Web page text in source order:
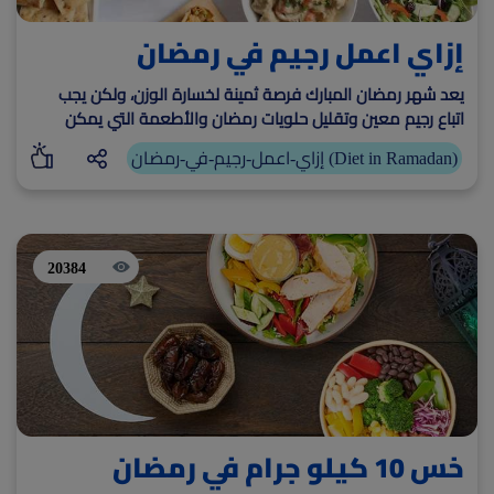
إزاي اعمل رجيم في رمضان
يعد شهر رمضان المبارك فرصة ثمينة لخسارة الوزن، ولكن يجب
اتباع رجيم معين وتقليل حلويات رمضان والأطعمة التي يمكن
تناولها على وجبتي الفطور والسحور تساعد في فقدان الوزن
إزاي-اعمل-رجيم-في-رمضان (Diet in Ramadan)
20384
خس 10 كيلو جرام في رمضان